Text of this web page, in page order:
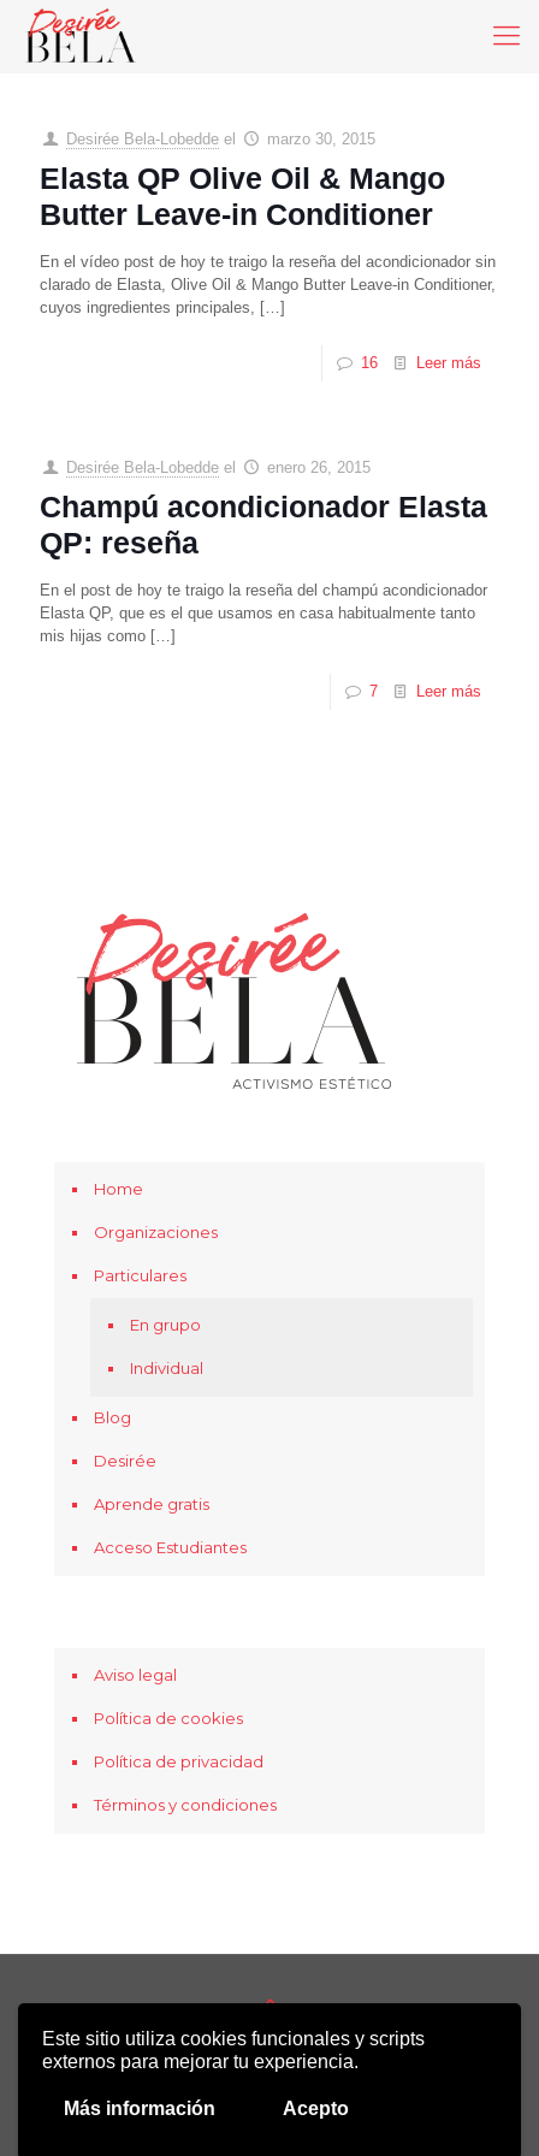
Este sitio utiliza cookies funcionales y scripts
externos para mejorar tu experiencia.
Más información Acepto
Desirée Bela-Lobedde el marzo 30, 2015
Elasta QP Olive Oil & Mango
Butter Leave-in Conditioner
En el vídeo post de hoy te traigo la reseña del acondicionador sin
clarado de Elasta, Olive Oil & Mango Butter Leave-in Conditioner,
cuyos ingredientes principales, […]
16 Leer más
Desirée Bela-Lobedde el enero 26, 2015
Champú acondicionador Elasta
QP: reseña
En el post de hoy te traigo la reseña del champú acondicionador
Elasta QP, que es el que usamos en casa habitualmente tanto
mis hijas como […]
7 Leer más
Home
Organizaciones
Particulares
En grupo
Individual
Blog
Desirée
Aprende gratis
Acceso Estudiantes
Aviso legal
Política de cookies
Política de privacidad
Términos y condiciones
Copyright 2022 - Desirée Bela-Lobedde